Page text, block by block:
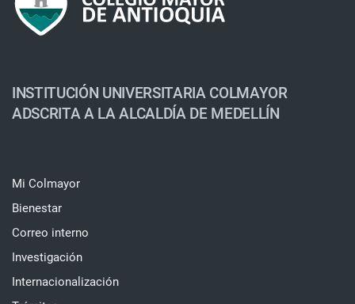
INSTITUCIÓN UNIVERSITARIA COLMAYOR
ADSCRITA A LA ALCALDÍA DE MEDELLÍN
Mi Colmayor
Bienestar
Correo interno
Investigación
Internacionalización